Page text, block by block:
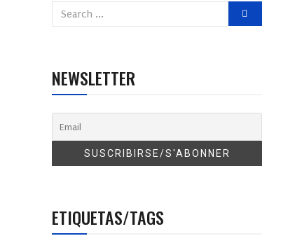
NEWSLETTER
ETIQUETAS/TAGS